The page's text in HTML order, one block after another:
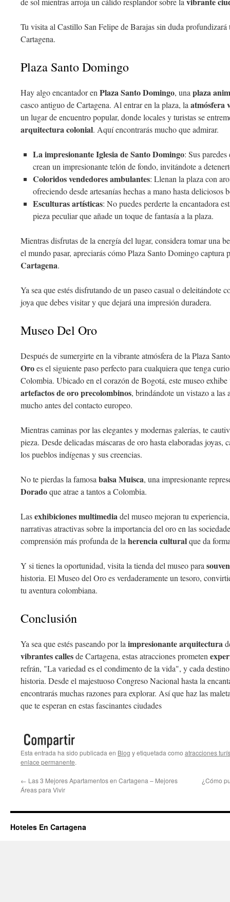
Tu visita al Castillo San Felipe de Barajas sin duda
Cartagena.
Plaza Santo Domingo
Hay algo encantador en Plaza Santo Domingo, una plaza
casco antiguo de Cartagena. Al entrar en la plaza, la atmósfera
un lugar de encuentro popular, donde locales y turistas se
arquitectura colonial. Aquí encontrarás mucho que admirar.
La impresionante Iglesia de Santo Domingo: Sus
crean un impresionante telón de fondo, invitándote a
Coloridos vendedores ambulantes: Llenan la plaza con
ofreciendo desde artesanías hechas a mano hasta deliciosos
Esculturas artísticas: No puedes perderte la encantadora
pieza peculiar que añade un toque de fantasía a la plaza.
Mientras disfrutas de la energía del lugar, considera tomar una
el mundo pasar, apreciarás cómo Plaza Santo Domingo captura
Cartagena.
Ya sea que estés disfrutando de un paseo casual o deleitándote
joya que debes visitar y que dejará una impresión duradera.
Museo Del Oro
Después de sumergirte en la vibrante atmósfera de la Plaza
Oroes el siguiente paso perfecto para cualquiera que tenga
Colombia. Ubicado en el corazón de Bogotá, este museo
artefactos de oro precolombinos, brindándote un vistazo a las
mucho antes del contacto europeo.
Mientras caminas por las elegantes y modernas galerías, te
pieza. Desde delicadas máscaras de oro hasta elaboradas joyas,
los pueblos indígenas y sus creencias.
No te pierdas la famosa balsa Muisca, una impresionante
Doradoque atrae a tantos a Colombia.
Lasexhibiciones multimediadel museo mejoran tu
narrativas atractivas sobre la importancia del oro en las
comprensión más profunda de la herencia culturalque da
Y si tienes la oportunidad, visita la tienda del museo para
historia. El Museo del Oro es verdaderamente un tesoro,
tu aventura colombiana.
Conclusión
Ya sea que estés paseando por la impresionante arquitectura
vibrantes callesde Cartagena, estas atracciones prometen
refrán, "La variedad es el condimento de la vida", y cada
historia. Desde el majestuoso Congreso Nacional hasta la
encontrarás muchas razones para explorar. Así que haz las
que te esperan en estas fascinantes ciudades
Esta entrada ha sido publicada en Blog y etiquetada como atracciones
enlace permanente.
← Las 3 Mejores Apartamentos en Cartagena – Mejores
Áreas para Vivir
¿Cómo
Hoteles En Cartagena